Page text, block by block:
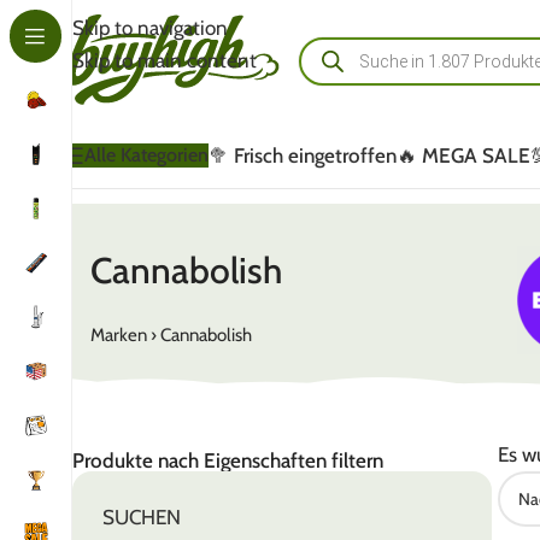
Skip to navigation
Skip to main content
Alle Kategorien🥦 Frisch eingetroffen🔥 MEGA SALE
Cannabolish
Marken ›Cannabolish
Produkte nach Eigenschaften filtern
SUCHEN
Es